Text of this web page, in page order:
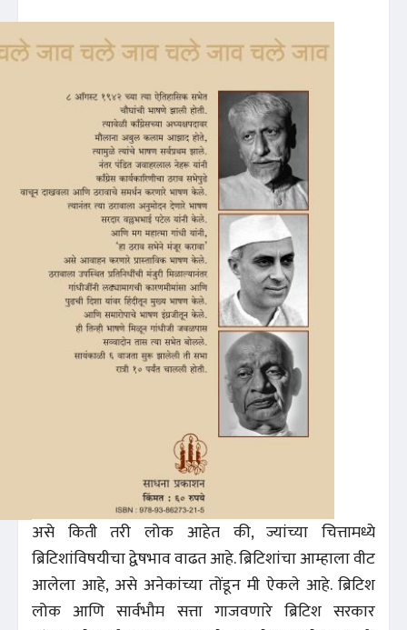
असे किती तरी लोक आहेत की, ज्यांच्या चित्तामध्ये
ब्रिटिशांविषयीचा द्वेषभाव वाढत आहे. ब्रिटिशांचा आम्हाला वीट
आलेला आहे, असे अनेकांच्या तोंडून मी ऐकले आहे. ब्रिटिश
लोक आणि सार्वभौम सत्ता गाजवणारे ब्रिटिश सरकार